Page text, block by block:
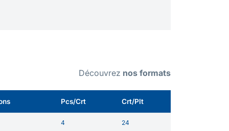
Découvrez nos formats
Pcs/Crt Crt/Plt
4 24